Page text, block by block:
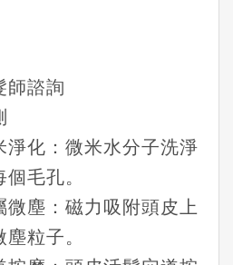
師諮詢
淨化：微米水分子洗淨
毛孔。
微塵：磁力吸附頭皮上
粒子。